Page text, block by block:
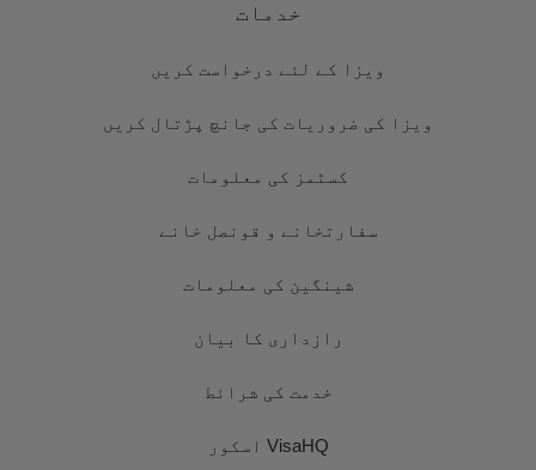
خدمات
ویزا کے لئے درخواست کریں
ویزا کی ضروریات کی جانچ پڑتال کریں
کسٹمز کی معلومات
سفارتخانے و قونصل خانے
شینگین کی معلومات
رازداری کا بیان
خدمت کی شرائط
VisaHQ اسکور